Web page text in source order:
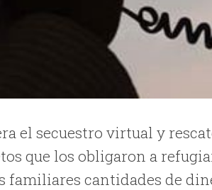
el secuestro virtual y
que los obligaron a
familiares cantidades de